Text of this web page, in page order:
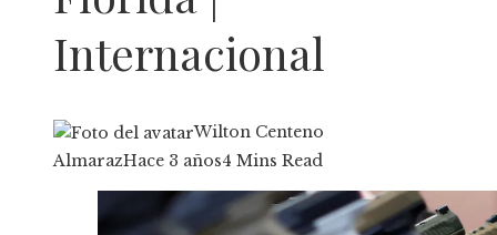
Internacional
Wilton Centeno
AlmarazHace 3 años4 Mins Read